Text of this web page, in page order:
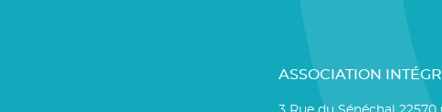
ASSOCIATION